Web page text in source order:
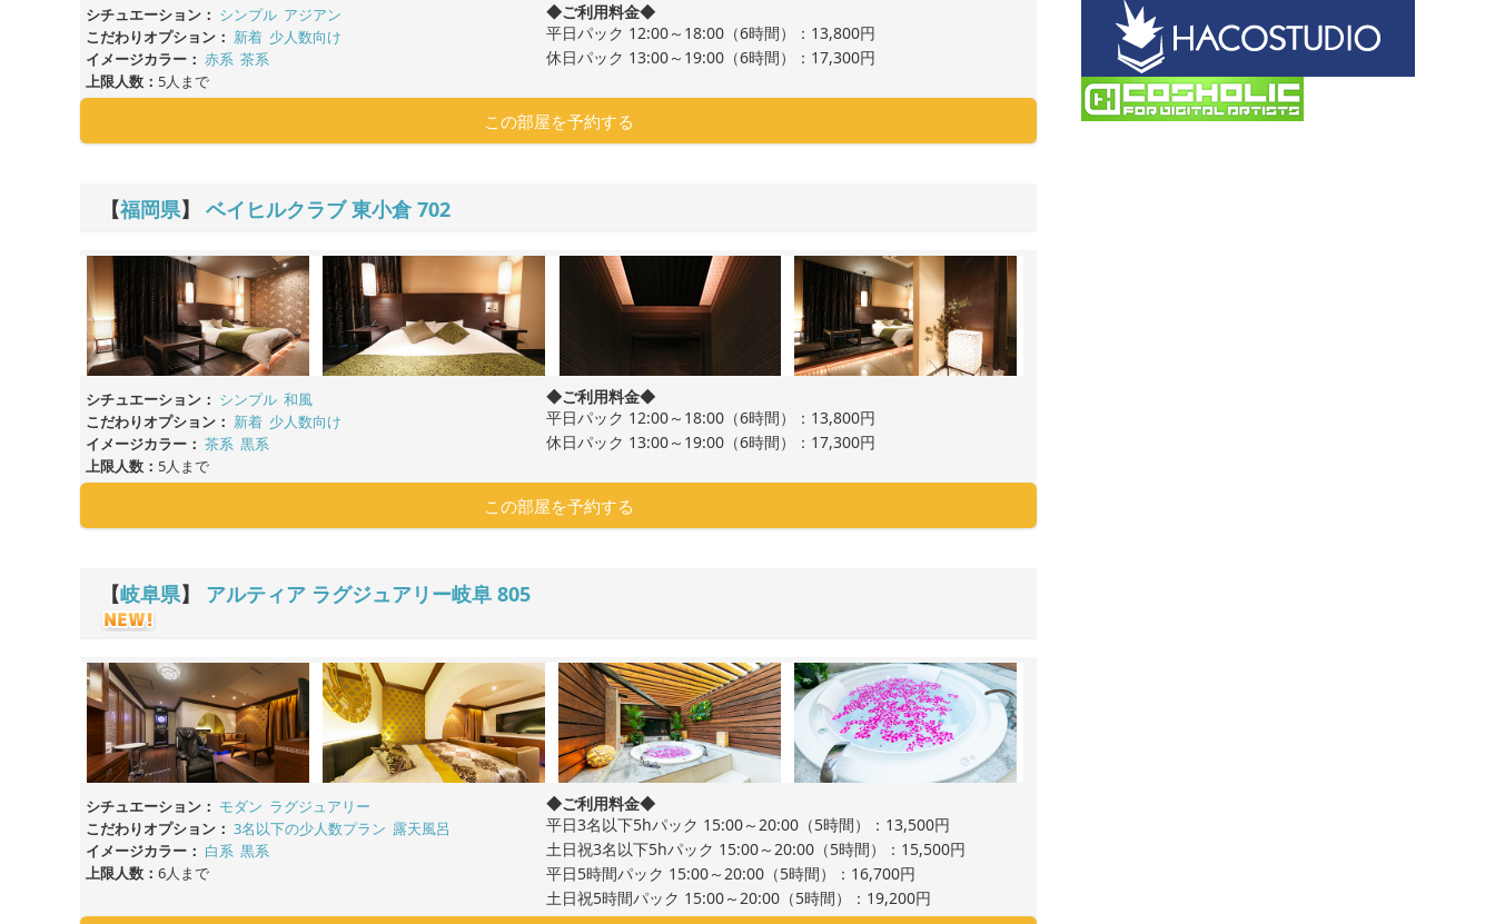
シチュエーション： シンプル アジアン
こだわりオプション： 新着 少人数向け
イメージカラー： 赤系 茶系
上限人数： 5人まで
◆ご利用料金◆
平日パック 12:00～18:00（6時間）：13,800円
休日パック 13:00～19:00（6時間）：17,300円
この部屋を予約する
【福岡県】 ベイヒルクラブ 東小倉 702
シチュエーション： シンプル 和風
こだわりオプション： 新着 少人数向け
イメージカラー： 茶系 黒系
上限人数： 5人まで
◆ご利用料金◆
平日パック 12:00～18:00（6時間）：13,800円
休日パック 13:00～19:00（6時間）：17,300円
この部屋を予約する
【岐阜県】 アルティア ラグジュアリー岐阜 805
シチュエーション： モダン ラグジュアリー
こだわりオプション： 3名以下の少人数プラン 露天風呂
イメージカラー： 白系 黒系
上限人数： 6人まで
◆ご利用料金◆
平日3名以下5hパック 15:00～20:00（5時間）：13,500円
土日祝3名以下5hパック 15:00～20:00（5時間）：15,500円
平日5時間パック 15:00～20:00（5時間）：16,700円
土日祝5時間パック 15:00～20:00（5時間）：19,200円